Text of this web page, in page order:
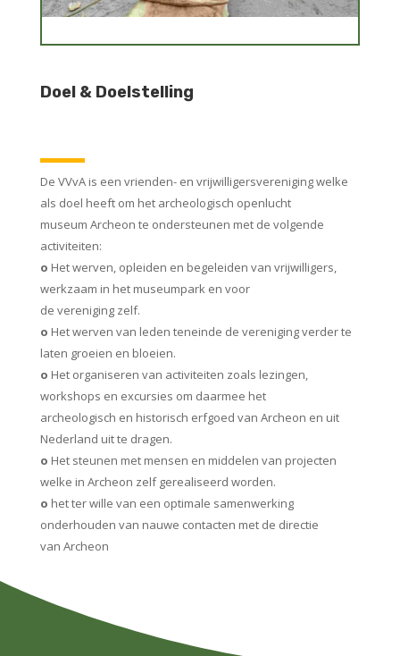
Doel & Doelstelling
De VVvA is een vrienden- en vrijwilligersvereniging welke
als doel heeft om het archeologisch openlucht
museum Archeon te ondersteunen met de volgende
activiteiten:
o Het werven, opleiden en begeleiden van vrijwilligers,
werkzaam in het museumpark en voor
de vereniging zelf.
o Het werven van leden teneinde de vereniging verder te
laten groeien en bloeien.
o Het organiseren van activiteiten zoals lezingen,
workshops en excursies om daarmee het
archeologisch en historisch erfgoed van Archeon en uit
Nederland uit te dragen.
o Het steunen met mensen en middelen van projecten
welke in Archeon zelf gerealiseerd worden.
o het ter wille van een optimale samenwerking
onderhouden van nauwe contacten met de directie
van Archeon